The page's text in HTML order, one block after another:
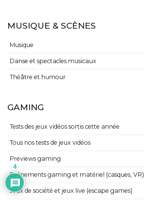
MUSIQUE & SCÈNES
Musique
Danse et spectacles musicaux
Théâtre et humour
GAMING
Tests des jeux vidéos sortis cette année
Tous nos tests de jeux vidéos
Previews gaming
Evénements gaming et matériel (casques, VR)
Jeux de société et jeux live (escape games)
4